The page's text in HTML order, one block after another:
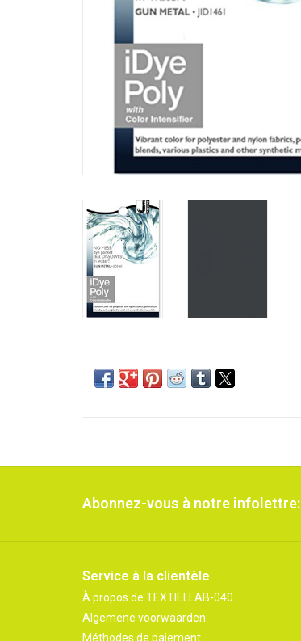
Abonnez-vous à notre infolettre:
Service à la clientèle
À propos de TEXTIELLAB-040
Algemene voorwaarden
Méthodes de paiement